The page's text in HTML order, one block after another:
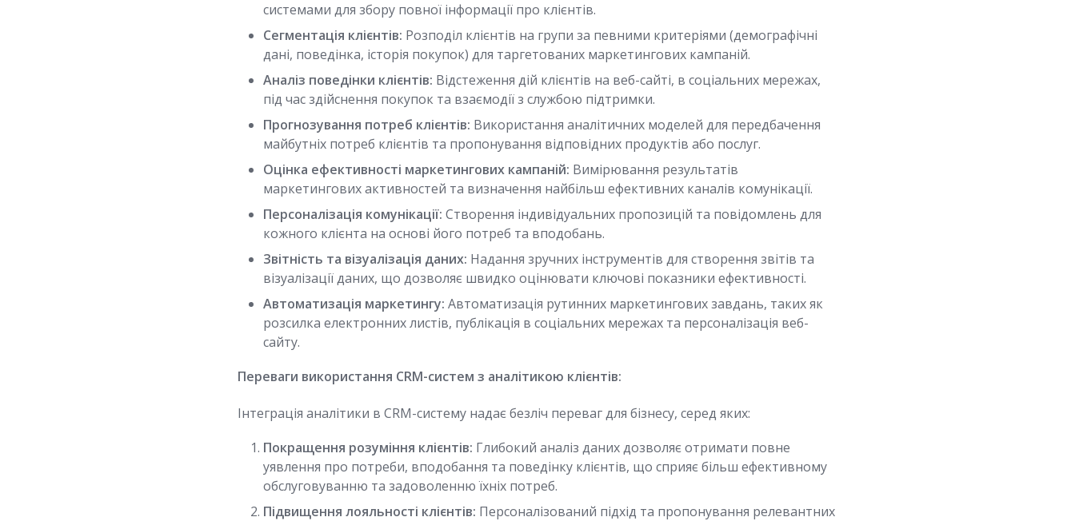
системами для збору повної інформації про клієнтів.
Сегментація клієнтів: Розподіл клієнтів на групи за певними критеріями (демографічні
дані, поведінка, історія покупок) для таргетованих маркетингових кампаній.
Аналіз поведінки клієнтів: Відстеження дій клієнтів на веб-сайті, в соціальних мережах,
під час здійснення покупок та взаємодії з службою підтримки.
Прогнозування потреб клієнтів: Використання аналітичних моделей для передбачення
майбутніх потреб клієнтів та пропонування відповідних продуктів або послуг.
Оцінка ефективності маркетингових кампаній: Вимірювання результатів
маркетингових активностей та визначення найбільш ефективних каналів комунікації.
Персоналізація комунікації: Створення індивідуальних пропозицій та повідомлень для
кожного клієнта на основі його потреб та вподобань.
Звітність та візуалізація даних: Надання зручних інструментів для створення звітів та
візуалізації даних, що дозволяє швидко оцінювати ключові показники ефективності.
Автоматизація маркетингу: Автоматизація рутинних маркетингових завдань, таких як
розсилка електронних листів, публікація в соціальних мережах та персоналізація веб-
сайту.
Переваги використання CRM-систем з аналітикою клієнтів:
Інтеграція аналітики в CRM-систему надає безліч переваг для бізнесу, серед яких:
Покращення розуміння клієнтів: Глибокий аналіз даних дозволяє отримати повне
уявлення про потреби, вподобання та поведінку клієнтів, що сприяє більш ефективному
обслуговуванню та задоволенню їхніх потреб.
Підвищення лояльності клієнтів: Персоналізований підхід та пропонування релевантних